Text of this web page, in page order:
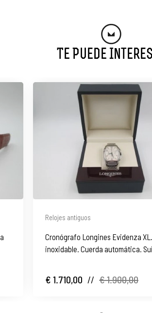
Te Puede
Relojes antiguos
Cronógrafo Longines Evidenza
inoxidable. Cuerda automática.
€ 1.710,00 // € 1.900,00